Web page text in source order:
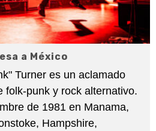
a México
Turner es un aclamado
folk-punk y rock alternativo.
de 1981 en Manama,
Hampshire,